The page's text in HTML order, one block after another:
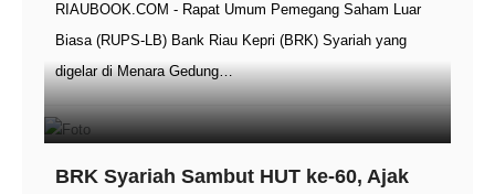
RIAUBOOK.COM - Rapat Umum Pemegang Saham Luar
Biasa (RUPS-LB) Bank Riau Kepri (BRK) Syariah yang
digelar di Menara Gedung…
BRK Syariah Sambut HUT ke-60, Ajak